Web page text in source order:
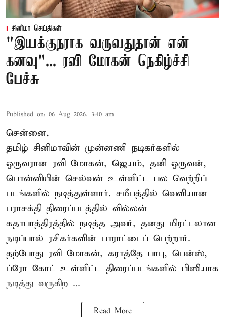
சினிமா செய்திகள்
"இயக்குநராக வருவதுதான் என்
கனவு"... ரவி மோகன் நெகிழ்ச்சி
பேச்சு
Published on: 06 Aug 2026, 3:40 am
சென்னை,
தமிழ் சினிமாவின் முன்னணி நடிகர்களில்
ஒருவரான ரவி மோகன், ஜெயம், தனி ஒருவன்,
பொன்னியின் செல்வன் உள்ளிட்ட பல வெற்றிப்
படங்களில் நடித்துள்ளார். சமீபத்தில் வெளியான
பராசக்தி திரைப்படத்தில் வில்லன்
கதாபாத்திரத்தில் நடித்த அவர், தனது மிரட்டலான
நடிப்பால் ரசிகர்களின் பாராட்டைப் பெற்றார்.
தற்போது ரவி மோகன், கராத்தே பாபு, பென்ஸ்,
ப்ரோ கோட் உள்ளிட்ட திரைப்படங்களில் பிஸியாக
நடித்து வருகிற ...
Read More